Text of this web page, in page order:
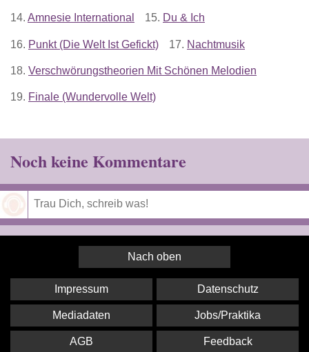
14. Amnesie International 15. Du & Ich
16. Punkt (Die Welt Ist Gefickt) 17. Nachtmusik
18. Verschwörungstheorien Mit Schönen Melodien
19. Finale (Wundervolle Welt)
Noch keine Kommentare
Nach oben
Impressum Datenschutz
Mediadaten Jobs/Praktika
AGB Feedback